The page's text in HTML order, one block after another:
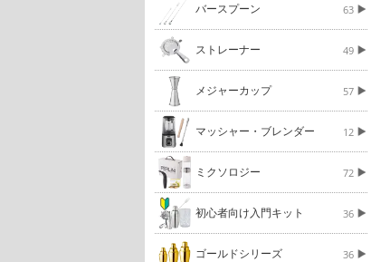
バースプーン 63
ストレーナー 49
メジャーカップ 57
マッシャー・ブレンダー 12
ミクソロジー 72
初心者向け入門キット 36
ゴールドシリーズ 36